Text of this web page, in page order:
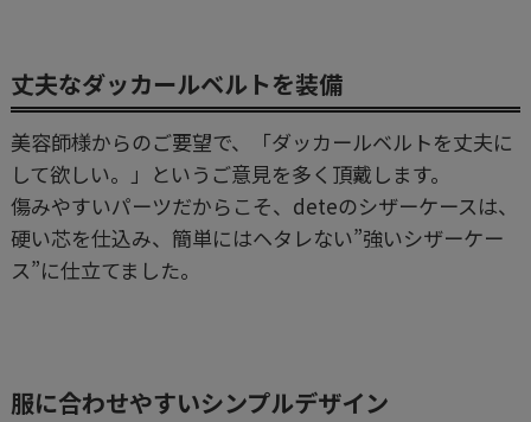
丈夫なダッカールベルトを装備
美容師様からのご要望で、「ダッカールベルトを丈夫に
して欲しい。」というご意見を多く頂戴します。
傷みやすいパーツだからこそ、deteのシザーケースは、
硬い芯を仕込み、簡単にはヘタレない”強いシザーケー
ス”に仕立てました。
服に合わせやすいシンプルデザイン